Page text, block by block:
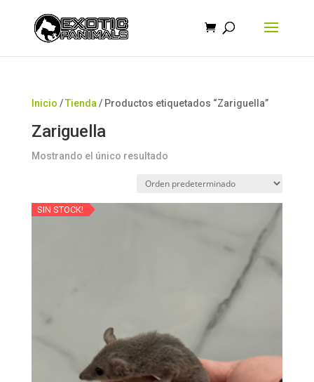
Inicio /Tienda / Productos etiquetados “Zariguella”
Zariguella
Mostrando el único resultado
SIN STOCK!